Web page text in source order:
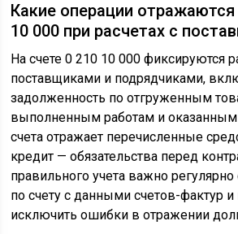
Какие операции отражаются
10 000 при расчетах с
На счете 0 210 10 000 фиксируются
поставщиками и подрядчиками,
задолженность по отгруженным
выполненным работам и оказанным
счета отражает перечисленные
кредит — обязательства перед
правильного учета важно регулярно
по счету с данными счетов-фактур
исключить ошибки в отражении